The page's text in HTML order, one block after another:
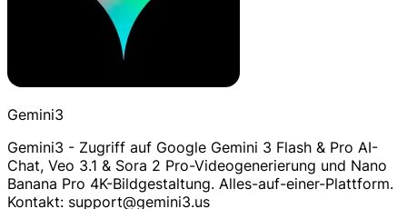
Gemini3
Gemini3 - Zugriff auf Google Gemini 3 Flash & Pro AI-
Chat, Veo 3.1 & Sora 2 Pro-Videogenerierung und Nano
Banana Pro 4K-Bildgestaltung. Alles-auf-einer-Plattform.
Kontakt: support@gemini3.us